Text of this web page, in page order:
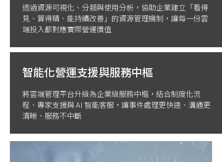
透過資源可視化、分類與使用分析，協助企業建立「看得
見、算得精、能持續改善」的資源管理機制，讓每一份雲
端投入都對應實際營運價值
智能化營運支援與服務中樞
將雲端管理平台升級為企業級服務中樞，結合制度化流
程、專家支援與 AI 智能客服，讓事件處理更快速、溝通更
清晰、服務不中斷